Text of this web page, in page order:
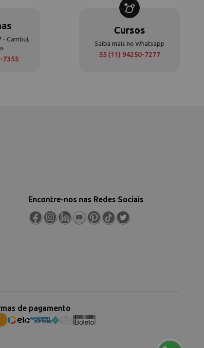
- Cambuí,
7355
Cursos
Saiba mais no Whatsapp
55 (11) 94250-7277
Encontre-nos nas Redes Sociais
de pagamento